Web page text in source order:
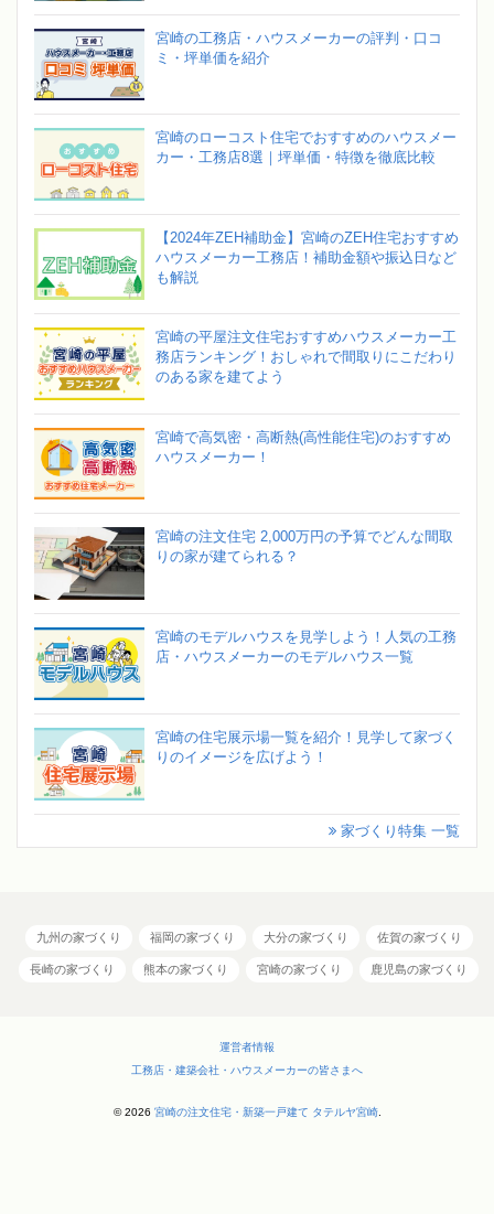
宮崎の工務店・ハウスメーカーの評判・口コ
ミ・坪単価を紹介
宮崎のローコスト住宅でおすすめのハウスメー
カー・工務店8選｜坪単価・特徴を徹底比較
【2024年ZEH補助金】宮崎のZEH住宅おすすめ
ハウスメーカー工務店！補助金額や振込日など
も解説
宮崎の平屋注文住宅おすすめハウスメーカー工
務店ランキング！おしゃれで間取りにこだわり
のある家を建てよう
宮崎で高気密・高断熱(高性能住宅)のおすすめ
ハウスメーカー！
宮崎の注文住宅 2,000万円の予算でどんな間取
りの家が建てられる？
宮崎のモデルハウスを見学しよう！人気の工務
店・ハウスメーカーのモデルハウス一覧
宮崎の住宅展示場一覧を紹介！見学して家づく
りのイメージを広げよう！
家づくり特集 一覧
九州の家づくり 福岡の家づくり 大分の家づくり 佐賀の家づくり
長崎の家づくり 熊本の家づくり 宮崎の家づくり 鹿児島の家づくり
運営者情報
工務店・建築会社・ハウスメーカーの皆さまへ
© 2026 宮崎の注文住宅・新築一戸建て タテルヤ宮崎.